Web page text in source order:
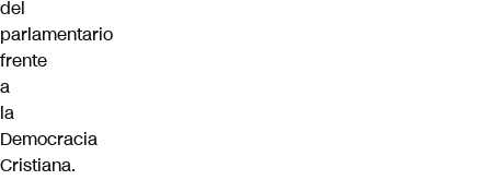
del
parlamentario
frente
a
la
Democracia
Cristiana.